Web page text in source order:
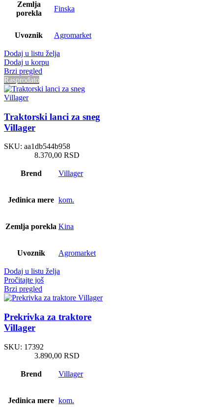
Zemlja
porekla
Finska
Uvoznik Agromarket
Dodaj u listu želja
Dodaj u korpu
Brzi pregled
Rasprodato
Traktorski lanci za sneg
Villager
SKU: aa1db544b958
8.370,00 RSD
Brend Villager
Jedinica mere kom.
Zemlja porekla Kina
Uvoznik Agromarket
Dodaj u listu želja
Pročitajte još
Brzi pregled
Prekrivka za traktore
Villager
SKU: 17392
3.890,00 RSD
Brend Villager
Jedinica mere kom.